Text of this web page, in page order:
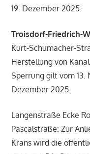
19. Dezember 2025.
Troisdorf-Friedrich-
Kurt-Schumacher-
Herstellung von
Sperrung gilt vom 13.
Dezember 2025.
Langenstraße Ecke
Pascalstraße: Zur
Krans wird die